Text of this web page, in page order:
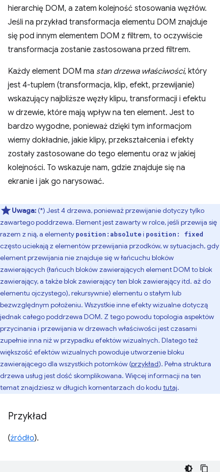
hierarchię DOM, a zatem kolejność stosowania węzłów.
Jeśli na przykład transformacja elementu DOM znajduje
się pod innym elementem DOM z filtrem, to oczywiście
transformacja zostanie zastosowana przed filtrem.
Każdy element DOM ma stan drzewa właściwości, który
jest 4-tuplem (transformacja, klip, efekt, przewijanie)
wskazujący najbliższe węzły klipu, transformacji i efektu
w drzewie, które mają wpływ na ten element. Jest to
bardzo wygodne, ponieważ dzięki tym informacjom
wiemy dokładnie, jakie klipy, przekształcenia i efekty
zostały zastosowane do tego elementu oraz w jakiej
kolejności. To wskazuje nam, gdzie znajduje się na
ekranie i jak go narysować.
Uwaga:(*) Jest 4 drzewa, ponieważ przewijanie dotyczy tylko
zawartego poddrzewa. Element jest zawarty w rolce, jeśli przewija się
razem z nią, a elementy position:absolutei position: fixed
często uciekają z elementów przewijania przodków, w sytuacjach, gdy
element przewijania nie znajduje się w łańcuchu bloków
zawierających (łańcuch bloków zawierających element DOM to blok
zawierający, a także blok zawierający ten blok zawierający itd. aż do
elementu ojczystego), rekursywnie) elementu o stałym lub
bezwzględnym położeniu. Wszystkie inne efekty wizualne dotyczą
jednak całego poddrzewa DOM. Z tego powodu topologia aspektów
przycinania i przewijania w drzewach właściwości jest czasami
zupełnie inna niż w przypadku efektów wizualnych. Dlatego też
większość efektów wizualnych powoduje utworzenie bloku
zawierającego dla wszystkich potomków (przykład). Pełna struktura
drzewa usług jest dość skomplikowana. Więcej informacji na ten
temat znajdziesz w długich komentarzach do kodu tutaj.
Przykład
(źródło).